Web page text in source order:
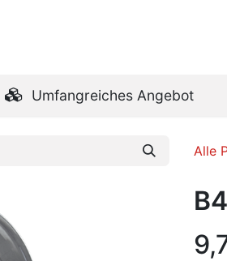
RoVent10
Umfangreiches Angebot
Alle